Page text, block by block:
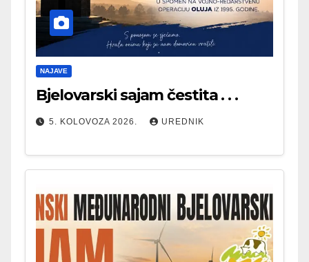
NAJAVE
Bjelovarski sajam čestita . . .
5. KOLOVOZA 2026. UREDNIK